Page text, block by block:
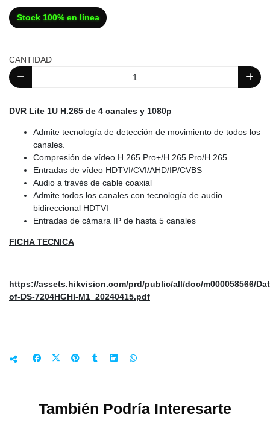
Stock 100% en línea
CANTIDAD
DVR Lite 1U H.265 de 4 canales y 1080p
Admite tecnología de detección de movimiento de todos los
canales.
Compresión de vídeo H.265 Pro+/H.265 Pro/H.265
Entradas de vídeo HDTVI/CVI/AHD/IP/CVBS
Audio a través de cable coaxial
Admite todos los canales con tecnología de audio
bidireccional HDTVI
Entradas de cámara IP de hasta 5 canales
FICHA TECNICA
https://assets.hikvision.com/prd/public/all/doc/m000058566/
of-DS-7204HGHI-M1_20240415.pdf
También Podría Interesarte